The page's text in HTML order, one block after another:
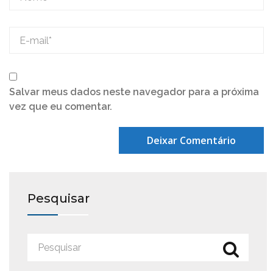
Salvar meus dados neste navegador para a próxima
vez que eu comentar.
Pesquisar